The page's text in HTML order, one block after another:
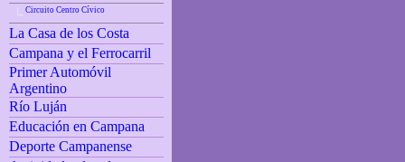
Circuito Centro Cívico
La Casa de los Costa
Campana y el Ferrocarril
Primer Automóvil
Argentino
Río Luján
Educación en Campana
Deporte Campanense